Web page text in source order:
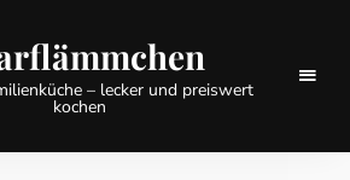
– lecker und preiswert
kochen